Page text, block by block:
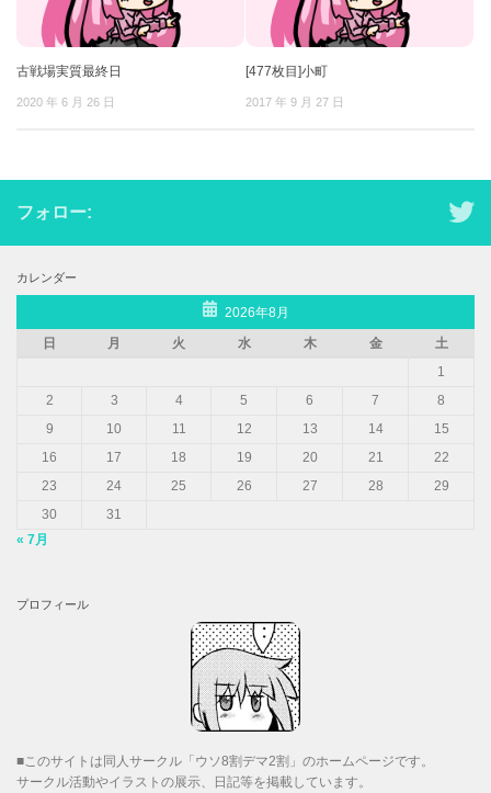
古戦場実質最終日
2020 年 6 月 26 日
[477枚目]小町
2017 年 9 月 27 日
フォロー:
カレンダー
2026年8月
日
月 火 水 木 金
土
1
2
3 4 5 6 7
8
9
10 11 12 13 14
15
16
17 18 19 20 21
22
23
24 25 26 27 28
29
30
31
« 7月
プロフィール
■このサイトは同人サークル「ウソ8割デマ2割」のホームページです。
サークル活動やイラストの展示、日記等を掲載しています。